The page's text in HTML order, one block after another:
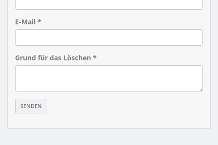
E-Mail *
Grund für das Löschen *